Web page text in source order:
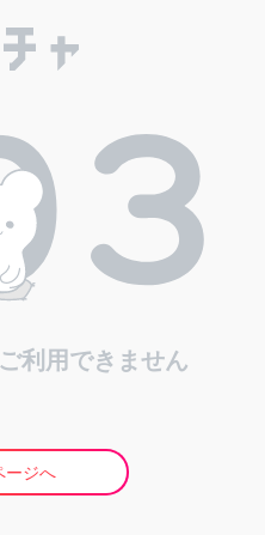
利用できません